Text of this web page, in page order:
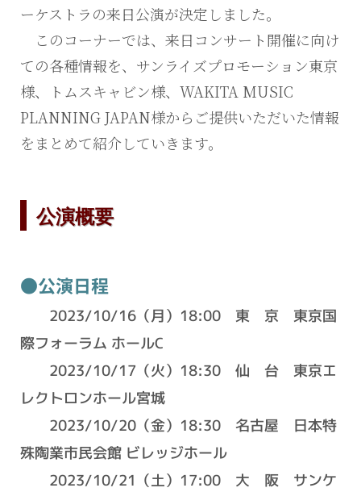
ーケストラの来日公演が決定しました。
このコーナーでは、来日コンサート開催に向け
ての各種情報を、サンライズプロモーション東京
様、トムスキャビン様、WAKITA MUSIC
PLANNING JAPAN様からご提供いただいた情報
をまとめて紹介していきます。
公演概要
●公演日程
2023/10/16（月）18:00 東 京 東京国
際フォーラム ホールC
2023/10/17（火）18:30 仙 台 東京エ
レクトロンホール宮城
2023/10/20（金）18:30 名古屋 日本特
殊陶業市民会館 ビレッジホール
2023/10/21（土）17:00 大 阪 サンケ